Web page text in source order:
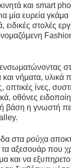
και smart
μία ευρεία
στολές
νήματα, υλικά
ίνες,
οθόνες
βάση η γνωστή
στα ρούχα
τα αξεσουάρ που
και να